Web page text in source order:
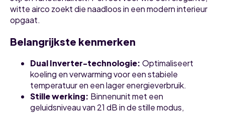
witte airco zoekt die naadloos in een modern interieur
opgaat.
Belangrijkste kenmerken
Dual Inverter-technologie: Optimaliseert
koeling en verwarming voor een stabiele
temperatuur en een lager energieverbruik.
Stille werking: Binnenunit met een
geluidsniveau van 21 dB in de stille modus,